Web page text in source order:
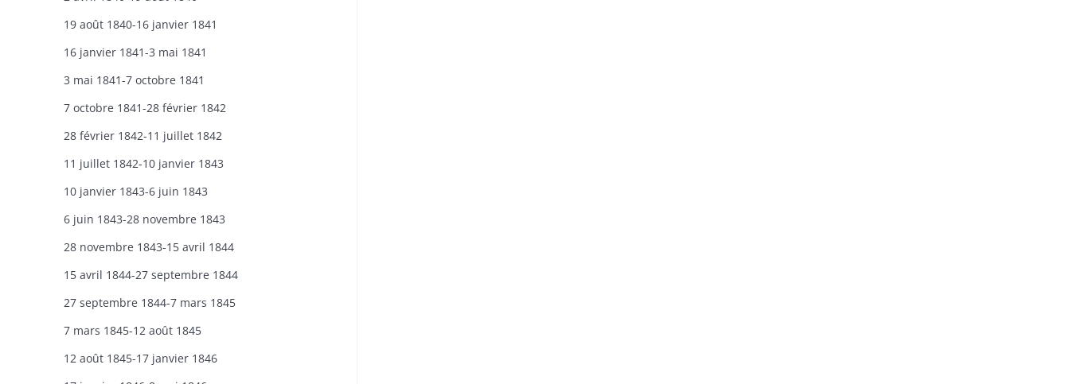
19 août 1840-16 janvier 1841
16 janvier 1841-3 mai 1841
3 mai 1841-7 octobre 1841
7 octobre 1841-28 février 1842
28 février 1842-11 juillet 1842
11 juillet 1842-10 janvier 1843
10 janvier 1843-6 juin 1843
6 juin 1843-28 novembre 1843
28 novembre 1843-15 avril 1844
15 avril 1844-27 septembre 1844
27 septembre 1844-7 mars 1845
7 mars 1845-12 août 1845
12 août 1845-17 janvier 1846